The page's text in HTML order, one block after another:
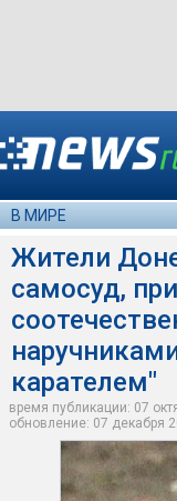
В МИРЕ
Жители
самосуд,
карателем"
время публикации: 07
обновление: 07 декабря